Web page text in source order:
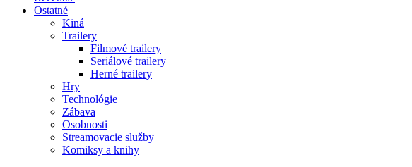
Ostatné
Kiná
Trailery
Filmové trailery
Seriálové trailery
Herné trailery
Hry
Technológie
Zábava
Osobnosti
Streamovacie služby
Komiksy a knihy